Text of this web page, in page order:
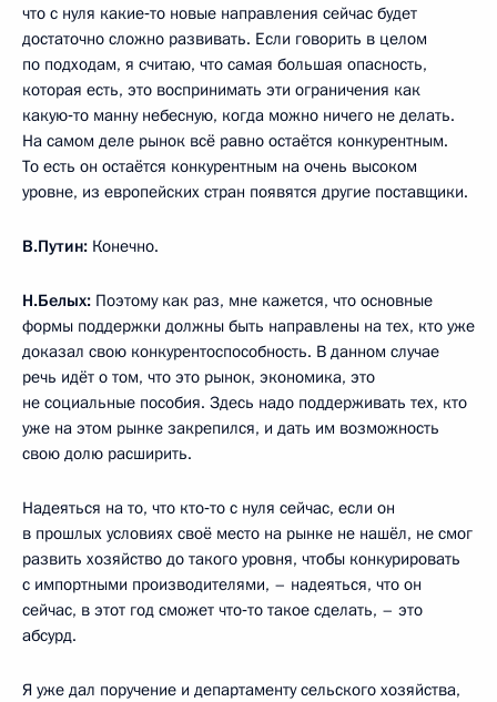
что с нуля какие‑то новые направления сейчас будет
достаточно сложно развивать. Если говорить в целом
по подходам, я считаю, что самая большая опасность,
которая есть, это воспринимать эти ограничения как
какую‑то манну небесную, когда можно ничего не делать.
На самом деле рынок всё равно остаётся конкурентным.
То есть он остаётся конкурентным на очень высоком
уровне, из европейских стран появятся другие поставщики.
В.Путин: Конечно.
Н.Белых: Поэтому как раз, мне кажется, что основные
формы поддержки должны быть направлены на тех, кто уже
доказал свою конкурентоспособность. В данном случае
речь идёт о том, что это рынок, экономика, это
не социальные пособия. Здесь надо поддерживать тех, кто
уже на этом рынке закрепился, и дать им возможность
свою долю расширить.
Надеяться на то, что кто‑то с нуля сейчас, если он
в прошлых условиях своё место на рынке не нашёл, не смог
развить хозяйство до такого уровня, чтобы конкурировать
с импортными производителями, – надеяться, что он
сейчас, в этот год сможет что‑то такое сделать, – это
абсурд.
Я уже дал поручение и департаменту сельского хозяйства,